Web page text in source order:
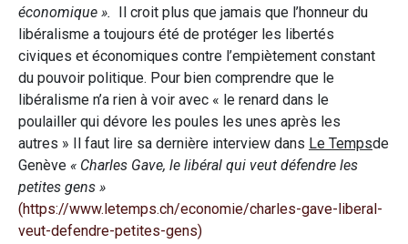
économique ». Il croit plus que jamais que l’honneur du
libéralisme a toujours été de protéger les libertés
civiques et économiques contre l’empiètement constant
du pouvoir politique. Pour bien comprendre que le
libéralisme n’a rien à voir avec « le renard dans le
poulailler qui dévore les poules les unes après les
autres » Il faut lire sa dernière interview dans Le Tempsde
Genève « Charles Gave, le libéral qui veut défendre les
petites gens »
(https://www.letemps.ch/economie/charles-gave-liberal-
veut-defendre-petites-gens)